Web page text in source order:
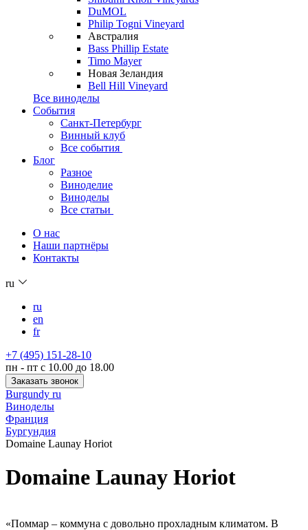
DuMOL
Philip Togni Vineyard
Австралия
Bass Phillip Estate
Timo Mayer
Новая Зеландия
Bell Hill Vineyard
Все виноделы
События
Санкт-Петербург
Винный клуб
Все события
Блог
Разное
Виноделие
Виноделы
Все статьи
О нас
Наши партнёры
Контакты
ru
ru
en
fr
+7 (495) 151-28-10
пн - пт с 10.00 до 18.00
Заказать звонок
Burgundy ru
Виноделы
Франция
Бургундия
Domaine Launay Horiot
Domaine Launay Horiot
«Поммар – коммуна с довольно прохладным климатом. В